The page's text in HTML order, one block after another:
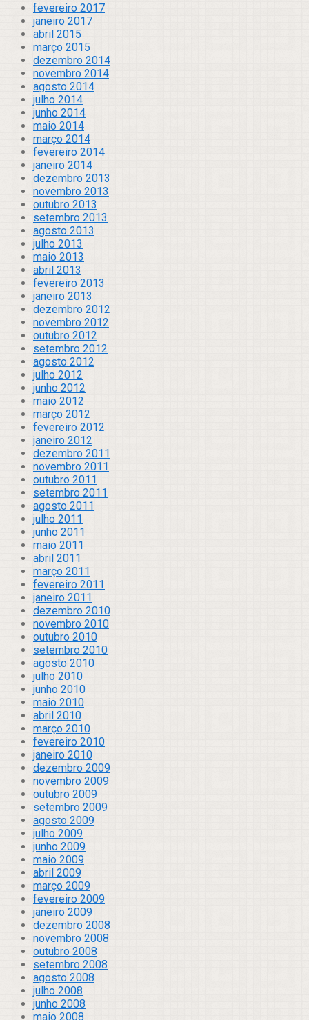
fevereiro 2017
janeiro 2017
abril 2015
março 2015
dezembro 2014
novembro 2014
agosto 2014
julho 2014
junho 2014
maio 2014
março 2014
fevereiro 2014
janeiro 2014
dezembro 2013
novembro 2013
outubro 2013
setembro 2013
agosto 2013
julho 2013
maio 2013
abril 2013
fevereiro 2013
janeiro 2013
dezembro 2012
novembro 2012
outubro 2012
setembro 2012
agosto 2012
julho 2012
junho 2012
maio 2012
março 2012
fevereiro 2012
janeiro 2012
dezembro 2011
novembro 2011
outubro 2011
setembro 2011
agosto 2011
julho 2011
junho 2011
maio 2011
abril 2011
março 2011
fevereiro 2011
janeiro 2011
dezembro 2010
novembro 2010
outubro 2010
setembro 2010
agosto 2010
julho 2010
junho 2010
maio 2010
abril 2010
março 2010
fevereiro 2010
janeiro 2010
dezembro 2009
novembro 2009
outubro 2009
setembro 2009
agosto 2009
julho 2009
junho 2009
maio 2009
abril 2009
março 2009
fevereiro 2009
janeiro 2009
dezembro 2008
novembro 2008
outubro 2008
setembro 2008
agosto 2008
julho 2008
junho 2008
maio 2008